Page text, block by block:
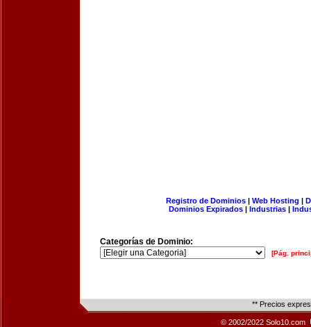
Registro de Dominios| Web Hosting |
Dominios Expirados | Industrias |
Categorías de Dominio:
[Pág.
** Precios
© 2002/2022 Solo10.com